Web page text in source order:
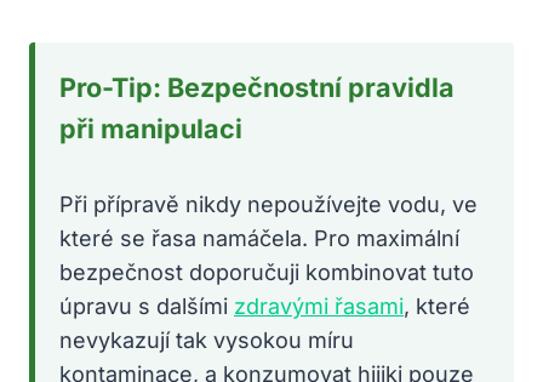
Pro-Tip: Bezpečnostní pravidla
při manipulaci
Při přípravě nikdy nepoužívejte vodu, ve
které se řasa namáčela. Pro maximální
bezpečnost doporučuji kombinovat tuto
úpravu s dalšími zdravými řasami, které
nevykazují tak vysokou míru
kontaminace, a konzumovat hijiki pouze